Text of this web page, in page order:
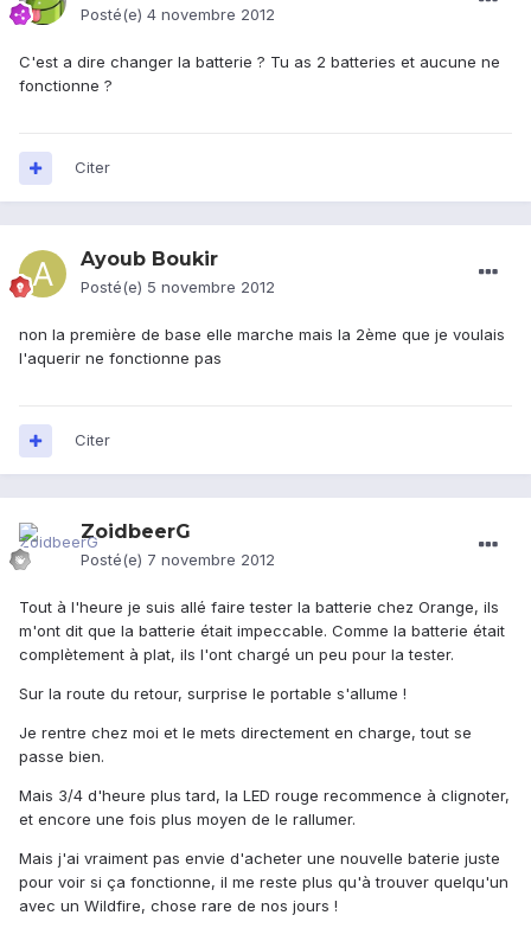
Posté(e) 4 novembre 2012
C'est a dire changer la batterie ? Tu as 2 batteries et aucune ne
fonctionne ?
Citer
Ayoub Boukir
Posté(e) 5 novembre 2012
non la première de base elle marche mais la 2ème que je voulais
l'aquerir ne fonctionne pas
Citer
ZoidbeerG
Posté(e) 7 novembre 2012
Tout à l'heure je suis allé faire tester la batterie chez Orange, ils
m'ont dit que la batterie était impeccable. Comme la batterie était
complètement à plat, ils l'ont chargé un peu pour la tester.
Sur la route du retour, surprise le portable s'allume !
Je rentre chez moi et le mets directement en charge, tout se
passe bien.
Mais 3/4 d'heure plus tard, la LED rouge recommence à clignoter,
et encore une fois plus moyen de le rallumer.
Mais j'ai vraiment pas envie d'acheter une nouvelle baterie juste
pour voir si ça fonctionne, il me reste plus qu'à trouver quelqu'un
avec un Wildfire, chose rare de nos jours !